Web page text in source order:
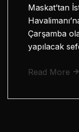
Maskat’tan
Çarşamba
yapılacak
Read More